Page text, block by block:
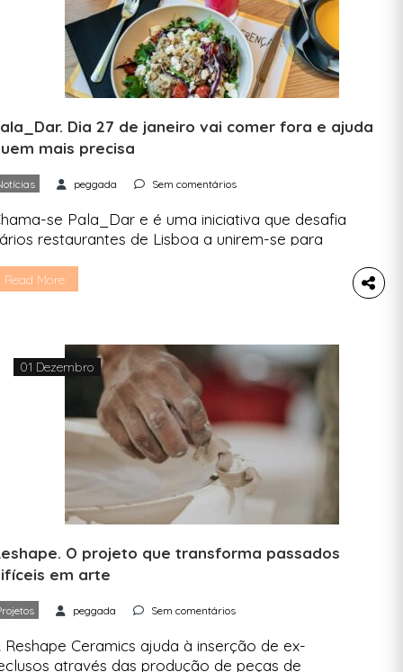
Dia 27 de janeiro vai comer fora e ajuda
mais precisa
peggada Sem comentários
se Pala_Dar e é uma iniciativa que desafia
restaurantes de Lisboa a unirem-se para
e a refeição solidária e selecionar a
Read More
01 Dezembro
O projeto que transforma passados
em arte
peggada Sem comentários
Reshape Ceramics ajuda à inserção de ex-
através das produção de peças de